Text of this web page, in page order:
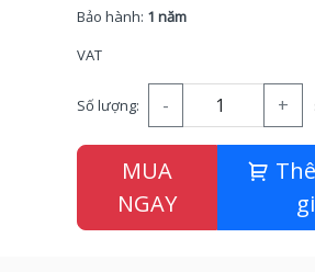
Bảo hành: 1 năm
VAT
Số lượng: - +
MUA
NGAY